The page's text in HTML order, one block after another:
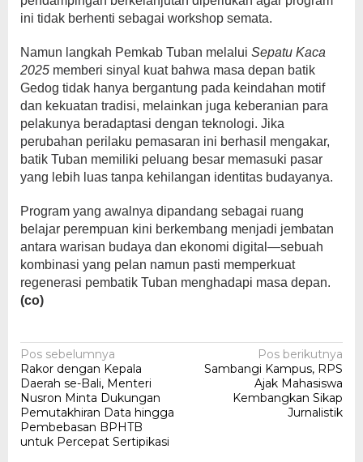
ini tidak berhenti sebagai workshop semata.
Namun langkah Pemkab Tuban melalui Sepatu Kaca
2025 memberi sinyal kuat bahwa masa depan batik
Gedog tidak hanya bergantung pada keindahan motif
dan kekuatan tradisi, melainkan juga keberanian para
pelakunya beradaptasi dengan teknologi. Jika
perubahan perilaku pemasaran ini berhasil mengakar,
batik Tuban memiliki peluang besar memasuki pasar
yang lebih luas tanpa kehilangan identitas budayanya.
Program yang awalnya dipandang sebagai ruang
belajar perempuan kini berkembang menjadi jembatan
antara warisan budaya dan ekonomi digital—sebuah
kombinasi yang pelan namun pasti memperkuat
regenerasi pembatik Tuban menghadapi masa depan.
(co)
Navigasi
pos
Pos sebelumnya
Rakor dengan Kepala
Daerah se-Bali, Menteri
Nusron Minta Dukungan
Pemutakhiran Data hingga
Pembebasan BPHTB
untuk Percepat Sertipikasi
Pos berikutnya
Sambangi Kampus, RPS
Ajak Mahasiswa
Kembangkan Sikap
Jurnalistik